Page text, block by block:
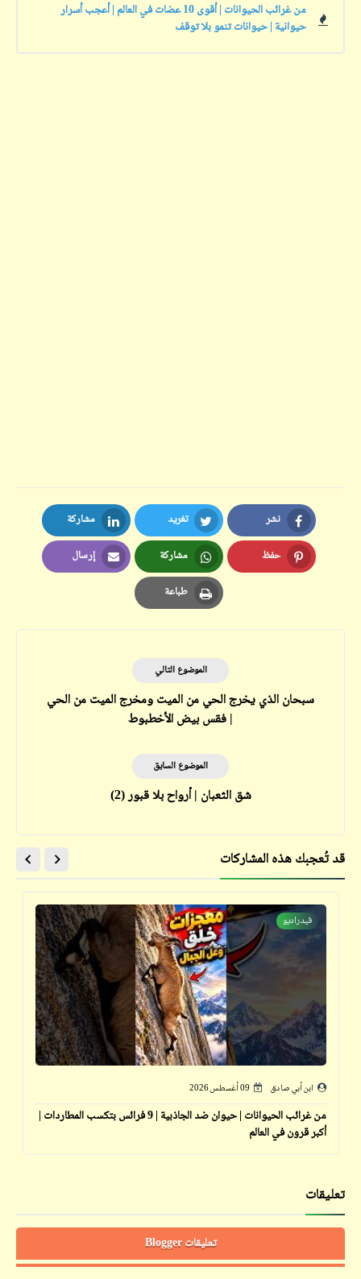
من غرائب الحيوانات | أقوى 10 عضات في العالم | أعجب أسرار
حيوانية | حيوانات تنمو بلا توقف
نشر
Facebook
تغريد
Twitter
مشاركة
LinkedIn
حفظ
Pinterest
مشاركة
Whatsapp
إرسال
Email
طباعة
Print
الموضوع التالي
سبحان الذي يخرج الحي من الميت ومخرج الميت من الحي
| فقس بيض الأخطبوط
الموضوع السابق
شق الثعبان | أرواح بلا قبور (2)
قد تُعجبك هذه المشاركات
فيدراديو
ابن أبي صادق 09 أغسطس 2026
من غرائب الحيوانات | حيوان ضد الجاذبية | 9 فرائس بتكسب المطاردات |
أكبر قرون في العالم
تعليقات
تعليقات Blogger